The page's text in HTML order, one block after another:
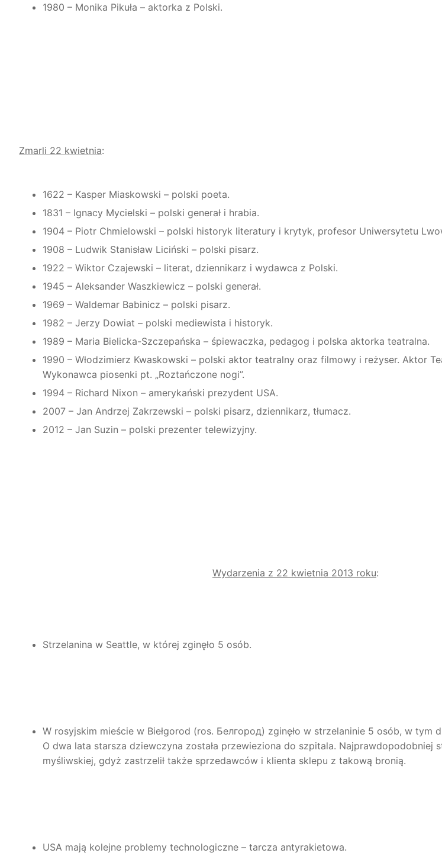
1980 – Monika Pikuła – aktorka z Polski.
Zmarli 22 kwietnia:
1622 – Kasper Miaskowski – polski poeta.
1831 – Ignacy Mycielski – polski generał i hrabia.
1904 – Piotr Chmielowski – polski historyk literatury i krytyk, profesor Uniwersytetu
1908 – Ludwik Stanisław Liciński – polski pisarz.
1922 – Wiktor Czajewski – literat, dziennikarz i wydawca z Polski.
1945 – Aleksander Waszkiewicz – polski generał.
1969 – Waldemar Babinicz – polski pisarz.
1982 – Jerzy Dowiat – polski mediewista i historyk.
1989 – Maria Bielicka-Szczepańska – śpiewaczka, pedagog i polska aktorka teatralna.
1990 – Włodzimierz Kwaskowski – polski aktor teatralny oraz filmowy i reżyser. Aktor
Wykonawca piosenki pt. „Roztańczone nogi”.
1994 – Richard Nixon – amerykański prezydent USA.
2007 – Jan Andrzej Zakrzewski – polski pisarz, dziennikarz, tłumacz.
2012 – Jan Suzin – polski prezenter telewizyjny.
Wydarzenia z 22 kwietnia 2013 roku:
Strzelanina w Seattle, w której zginęło 5 osób.
W rosyjskim mieście w Biełgorod (ros. Белгород) zginęło w strzelaninie 5 osób, w tym
O dwa lata starsza dziewczyna została przewieziona do szpitala. Najprawdopodobniej
myśliwskiej, gdyż zastrzelił także sprzedawców i klienta sklepu z takową bronią.
USA mają kolejne problemy technologiczne – tarcza antyrakietowa.